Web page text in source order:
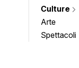
Culture
Arte
Spettacoli